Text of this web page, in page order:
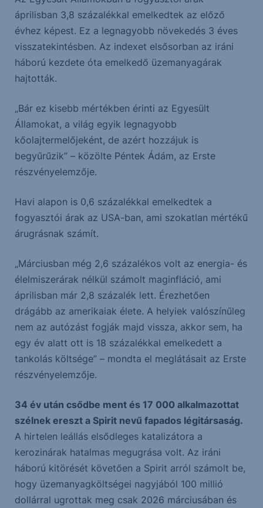
áprilisban 3,8 százalékkal emelkedtek az előző
évhez képest. Ez a legnagyobb növekedés 3 éves
visszatekintésben. Az indexet elsősorban az iráni
háború kezdete óta emelkedő üzemanyagárak
hajtották.
„Bár ez kisebb mértékben érinti az Egyesült
Államokat, a világ egyik legnagyobb
kőolajtermelőjeként, de azért hozzájuk is
begyűrűzik” – közölte Péntek Ádám, az Erste
részvényelemzője.
Havi alapon is 0,6 százalékkal emelkedtek a
fogyasztói árak az USA-ban, ami szokatlan mértékű
árugrásnak számít.
„Márciusban még 2,6 százalékos volt az energia- és
élelmiszerárak nélkül számolt maginfláció, ami
áprilisban már 2,8 százalék lett. Érezhetően
drágább az amerikaiak élete. A helyiek valószínűleg
nem az autózást fogják majd vissza, akkor sem, ha
egy év alatt ott is 18 százalékkal emelkedett a
tankolás költsége” – mondta el meglátásait az Erste
részvényelemzője.
34 év után csődbe ment és 17 000 alkalmazottat
szélnek ereszt a Spirit nevű fapados légitársaság.
A hirtelen leállás elsődleges katalizátora a
kerozinárak hatalmas megugrása volt. Az iráni
háború kitörését követően a Spirit arról számolt be,
hogy üzemanyagköltségei nagyjából 100 millió
dollárral ugrottak meg csak 2026 márciusában és